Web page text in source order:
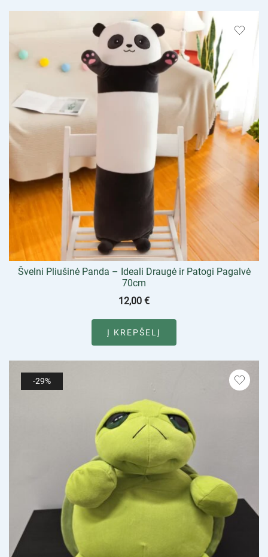
Švelni Pliušinė Panda – Ideali Draugė ir Patogi Pagalvė
70cm
12,00 €
Į KREPŠELĮ
-29%